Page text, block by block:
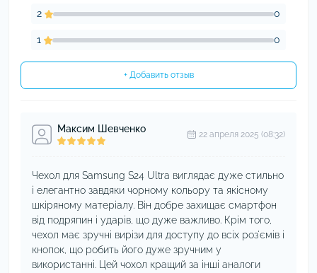
2 0
1 0
+ Добавить отзыв
Максим Шевченко 22 апреля 2025 (08:32)
Чехол для Samsung S24 Ultra виглядає дуже стильно
і елегантно завдяки чорному кольору та якісному
шкіряному матеріалу. Він добре захищає смартфон
від подряпин і ударів, що дуже важливо. Крім того,
чехол має зручні вирізи для доступу до всіх роз'ємів і
кнопок, що робить його дуже зручним у
використанні. Цей чохол кращий за інші аналоги